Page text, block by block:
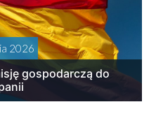
2026
gospodarczą do